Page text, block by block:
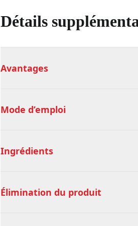
Détails
Avantages
Mode d’emploi
Ingrédients
Élimination du produit